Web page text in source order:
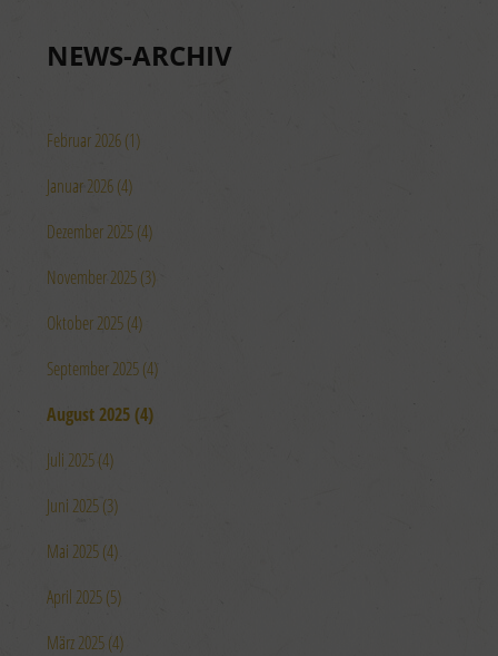
NEWS-ARCHIV
Februar 2026 (1)
Januar 2026 (4)
Dezember 2025 (4)
November 2025 (3)
Oktober 2025 (4)
September 2025 (4)
August 2025 (4)
Juli 2025 (4)
Juni 2025 (3)
Mai 2025 (4)
April 2025 (5)
März 2025 (4)